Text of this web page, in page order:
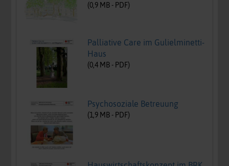
(0,9 MB - PDF)
Palliative Care im Gulielminetti-
Haus
(0,4 MB - PDF)
Psychosoziale Betreuung
(1,9 MB - PDF)